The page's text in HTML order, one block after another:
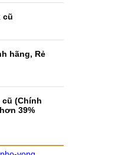
cũ
hãng, Rẻ
cũ (Chính
39%